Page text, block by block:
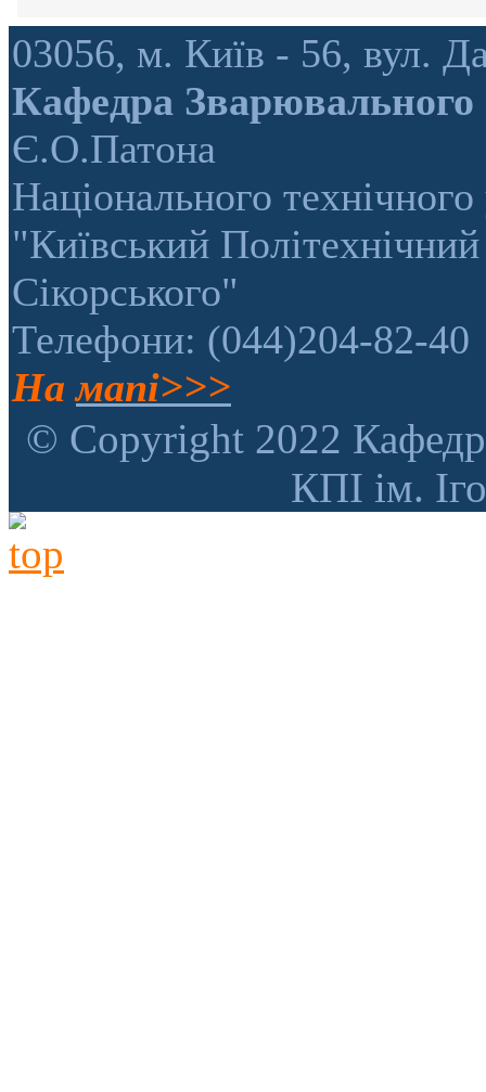
03056, м. Київ - 56, вул.
Кафедра
Є.О.Патона
Національного
"Київський Політехнічний
Сікорського"
Телефони: (044)204-82-40
Намапі>>>
© Copyright 2022
КПІ ім.